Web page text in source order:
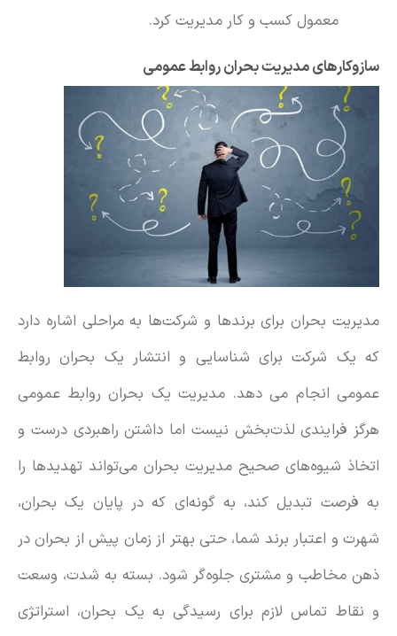
معمول کسب و کار مدیریت کرد.
سازوکارهای مدیریت بحران روابط عمومی
مدیریت بحران برای برندها و شرکت‌ها به مراحلی اشاره دارد
که یک شرکت برای شناسایی و انتشار یک بحران روابط
عمومی انجام می دهد. مدیریت یک بحران روابط عمومی
هرگز فرایندی لذت‌بخش نیست اما داشتن راهبردی درست و
اتخاذ شیوه‌های صحیح مدیریت بحران می‌تواند تهدیدها را
به فرصت تبدیل کند، به گونه‌ای که در پایان یک بحران،
شهرت و اعتبار برند شما، حتی بهتر از زمان پیش از بحران در
ذهن مخاطب و مشتری جلوه‌گر شود. بسته به شدت، وسعت
و نقاط تماس لازم برای رسیدگی به یک بحران، استراتژی